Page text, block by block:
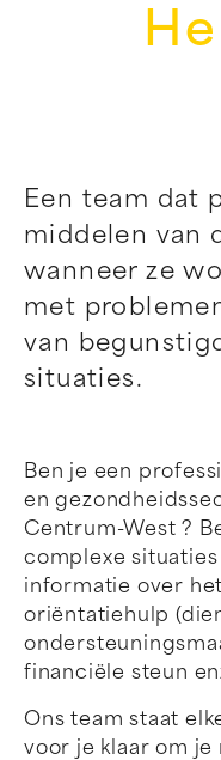
Een team dat
middelen van
wanneer ze
met
van
situaties.
Ben je een
en
Centrum-West ?
complexe
informatie over
oriëntatiehulp
financiële steun
Ons team staat
voor je klaar om